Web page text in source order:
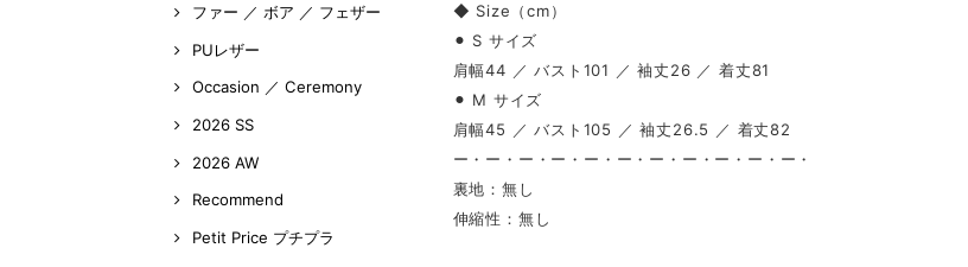
ファー ／ ボア ／ フェザー
PUレザー
Occasion ／ Ceremony
2026 SS
2026 AW
Recommend
Petit Price プチプラ
◆ Size（cm）
⚫︎ S サイズ
肩幅44 ／ バスト101 ／ 袖丈26 ／ 着丈81
⚫︎ M サイズ
肩幅45 ／ バスト105 ／ 袖丈26.5 ／ 着丈82
ー・ー・ー・ー・ー・ー・ー・ー・ー・ー・ー・
裏地：無し
伸縮性：無し